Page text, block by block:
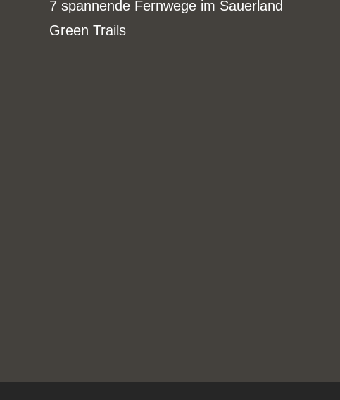
7 spannende Fernwege im Sauerland
Green Trails